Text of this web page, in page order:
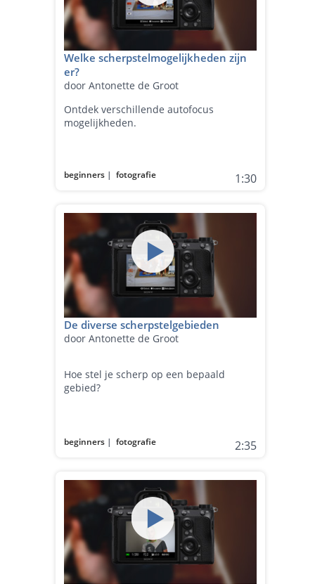
Welke scherpstelmogelijkheden zijn
er?
door Antonette de Groot
Ontdek verschillende autofocus
mogelijkheden.
beginners |fotografie 1:30
De diverse scherpstelgebieden
door Antonette de Groot
Hoe stel je scherp op een bepaald
gebied?
beginners |fotografie 2:35